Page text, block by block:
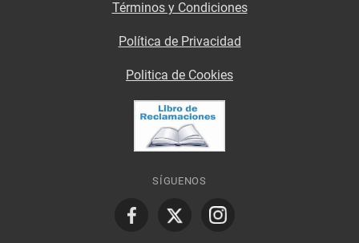
Términos y Condiciones
Política de Privacidad
Politica de Cookies
SÍGUENOS